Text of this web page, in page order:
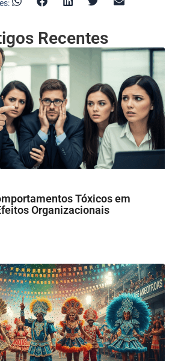
Recentes
Tóxicos em
Organizacionais